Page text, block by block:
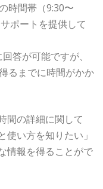
時間帯（9:30〜
ポートを提供して
答が可能ですが、
るまでに時間がかか
間の詳細に関して
い方を知りたい」
情報を得ることがで